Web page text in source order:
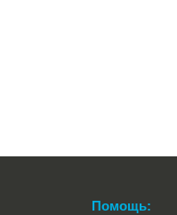
Помощь: